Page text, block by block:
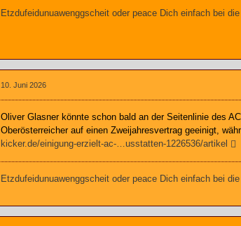
Etzdufeidunuawenggscheit oder peace Dich einfach bei
10. Juni 2026
Oliver Glasner könnte schon bald an der Seitenlinie des
Oberösterreicher auf einen Zweijahresvertrag geeinigt,
kicker.de/einigung-erzielt-ac-…usstatten-1226536/artikel
Etzdufeidunuawenggscheit oder peace Dich einfach bei